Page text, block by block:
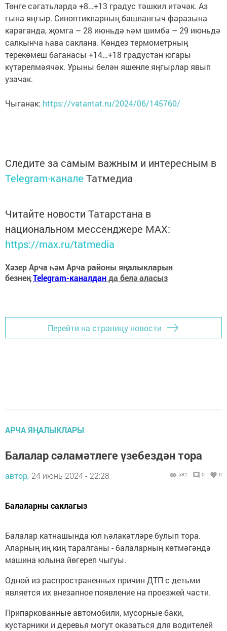
Төнге сәгатьләрдә +8…+13 градус тәшкил итәчәк. Аз
гына яңгыр. Синоптикларның башлангыч фаразына
караганда, җомга – 28 июньдә һәм шимбә – 29 июньдә
салкынча һава саклана. Көндез термометрның
терекөмеш баганасы +14…+18 градустан югары
күтәрелмәячәк. Урыны белән яшенле яңгырлар явып
узачак.
Чыганак: https://vatantat.ru/2024/06/145760/
Следите за самым важным и интересным в
Telegram-канале Татмедиа
Читайте новости Татарстана в
национальном мессенджере MАХ:
https://max.ru/tatmedia
Хәзер Арча һәм Арча районы яңалыкларын
безнеңTelegram-каналданда белә аласыз
Перейти на страницу новости
АРЧА ЯҢАЛЫКЛАРЫ
Балалар сәламәтлеге үзебездән тора
автор, 24 июнь 2024 - 22:28 582 0 0
Балаларны саклагыз
Балалар катнашында юл һәлакәтләре булып тора.
Аларның иң киң таралганы - балаларның көтмәгәндә
машина юлына йөгереп чыгуы.
Одной из распространенных причин ДТП с детьми
является их внезапное появление на проезжей части.
Припаркованные автомобили, мусорные баки,
кустарники и деревья могут оказаться для водителей